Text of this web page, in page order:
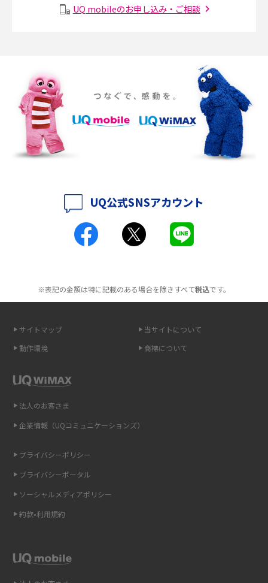
メッシュWi-Fiとは？仕組みやメリット・デメリット、中継機との違いを解
ポケット型Wi-Fiをレンタルするメリットとは？選び方や向いている方の特
徴も紹介
持ち運びできるポケット型Wi-Fiのおススメの選び方は？メリット・デメリ
ットも紹介
ポケット型Wi-Fiとは？通信の仕組みやメリット・デメリットを解説
工事不要！置くだけWi-Fiの特徴は？メリット・デメリットや選び方を解説
介
ポケット型Wi-Fi（モバイルWi-Fi）とは？おススメする方の特徴や選び方を
点も解説
ギガバイト（GB）とは？1GBの目安やギガが足りない時の対処法を紹介
Wi-Fi 6とは？Wi-Fi 5との違いやメリットと注意点、規格の種類も解説
UQ mobileのお申し込み・ご相談
UQ公式SNSアカウント
※表記の金額は特に記載のある場合を除きすべて税込です。
サイトマップ
当サイトについて
動作環境
商標について
法人のお客さま
企業情報（UQコミュニケーションズ）
プライバシーポリシー
プライバシーポータル
ソーシャルメディアポリシー
約款•利用規約